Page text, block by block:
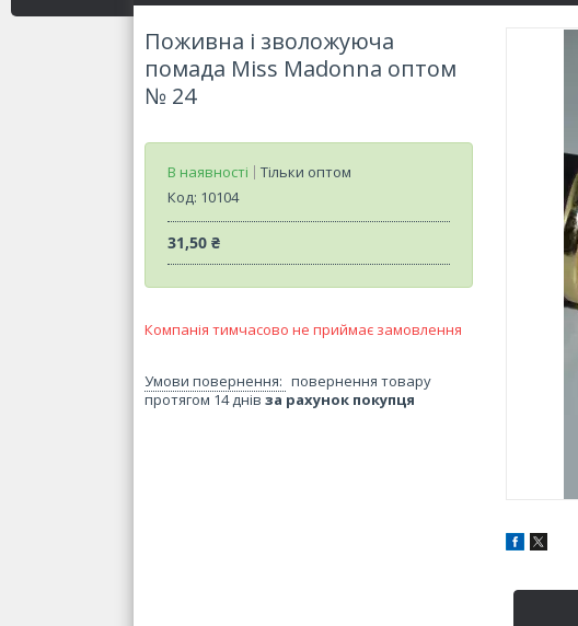
Поживна і зволожуюча
помада Miss Madonna оптом
№ 24
В наявності
Тільки оптом
Код: 10104
31,50 ₴
Компанія тимчасово не приймає замовлення
повернення товару
протягом 14 днів за рахунок покупця